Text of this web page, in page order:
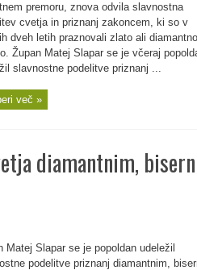
premoru, znova odvila slavnostna
cvetja in priznanj zakoncem, ki so v
dveh letih praznovali zlato ali diamantno
Župan Matej Slapar se je včeraj
slavnostne podelitve priznanj ...
več »
diamantnim,
Matej Slapar se je popoldan udeležil
podelitve priznanj diamantnim,